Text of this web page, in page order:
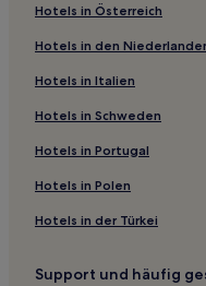
Günstige in Santillana
Hotels mit
Hotels mit
Haustierfreundliche in
Familien in Santander
Luxus in Stadtzentrum
Business in Comillas
Hotels mit Parkplatz in
Hotels in Österreich
Hotels in den
Hotels in Italien
Hotels in Schweden
Hotels in Portugal
Hotels in Polen
Hotels in der Türkei
Support und häufig